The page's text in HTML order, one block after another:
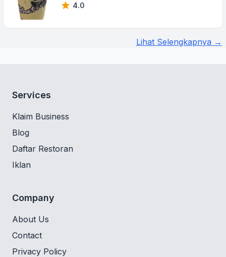
4.0
Lihat Selengkapnya →
Services
Klaim Business
Blog
Daftar Restoran
Iklan
Company
About Us
Contact
Privacy Policy